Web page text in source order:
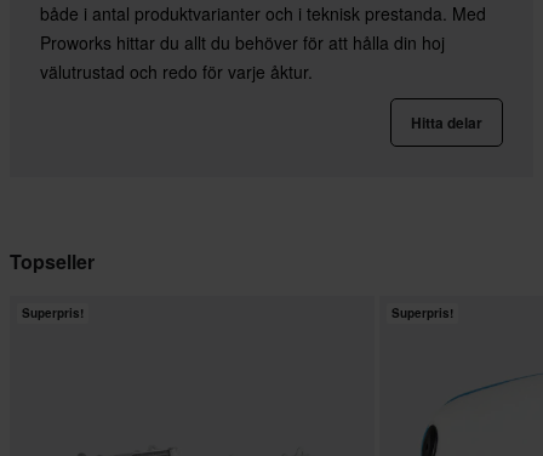
både i antal produktvarianter och i teknisk prestanda. Med
Proworks hittar du allt du behöver för att hålla din hoj
välutrustad och redo för varje åktur.
Hitta delar
Topseller
Superpris! Superpris!